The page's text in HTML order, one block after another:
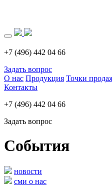
+7 (496) 442 04 66
Задать вопрос
О нас Продукция Точки
Контакты
+7 (496) 442 04 66
Задать вопрос
События
новости
сми о нас